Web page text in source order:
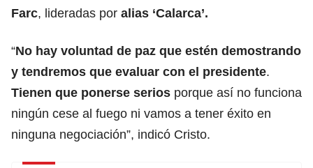
Farc, lideradas por alias ‘Calarca’.
“No hay voluntad de paz que estén demostrando
y tendremos que evaluar con el presidente.
Tienen que ponerse serios porque así no funciona
ningún cese al fuego ni vamos a tener éxito en
ninguna negociación”, indicó Cristo.